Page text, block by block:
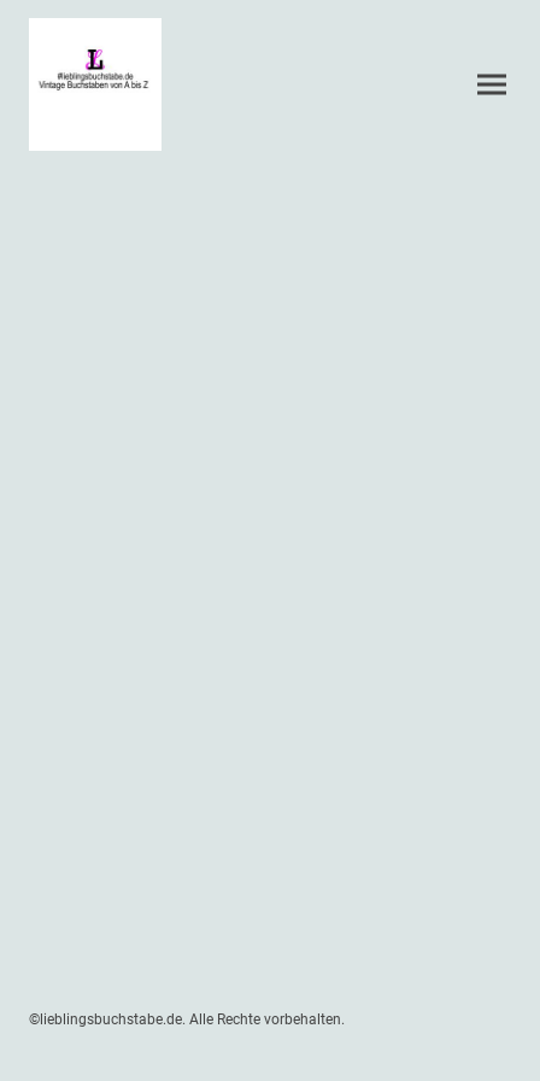
©lieblingsbuchstabe.de. Alle Rechte vorbehalten.